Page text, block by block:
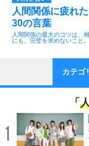
人間関係に疲れ
30の言葉
人間関係の最大のコツは、
にも、完璧を求めないこと。
カテゴ
「
1